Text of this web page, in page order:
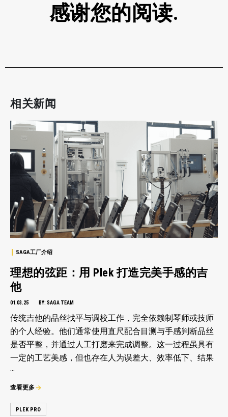
感谢您的阅读.
相关新闻
SAGA工厂介绍
理想的弦距：用 Plek 打造完美手感的吉
他
01.03.25 BY: SAGA TEAM
传统吉他的品丝找平与调校工作，完全依赖制琴师或技师
的个人经验。他们通常使用直尺配合目测与手感判断品丝
是否平整，并通过人工打磨来完成调整。这一过程虽具有
一定的工艺美感，但也存在人为误差大、效率低下、结果
···
查看更多
PLEK PRO